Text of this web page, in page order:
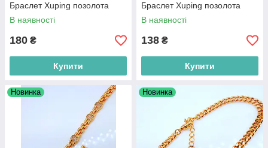
Браслет Xuping позолота
В наявності
180 ₴
Купити
Браслет Xuping позолота
В наявності
138 ₴
Купити
Новинка Новинка